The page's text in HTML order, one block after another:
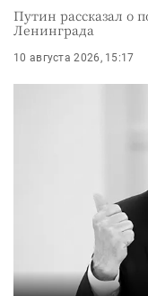
Путин рассказал о
Ленинграда
10 августа 2026, 15:17